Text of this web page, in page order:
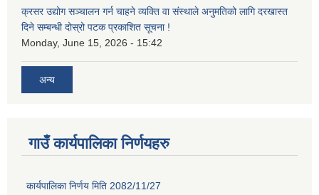
क्रसर उद्योग सञ्चालन गर्न चाहने व्यक्ति वा संस्थाले अनुमतिको लागि दरखास्त
दिने सम्बन्धी दोस्रो पटक प्रकाशित सूचना !
Monday, June 15, 2026 - 15:42
अन्य
गाउँ कार्यपालिका निर्णयहरु
कार्यपालिका निर्णय मिति 2082/11/27